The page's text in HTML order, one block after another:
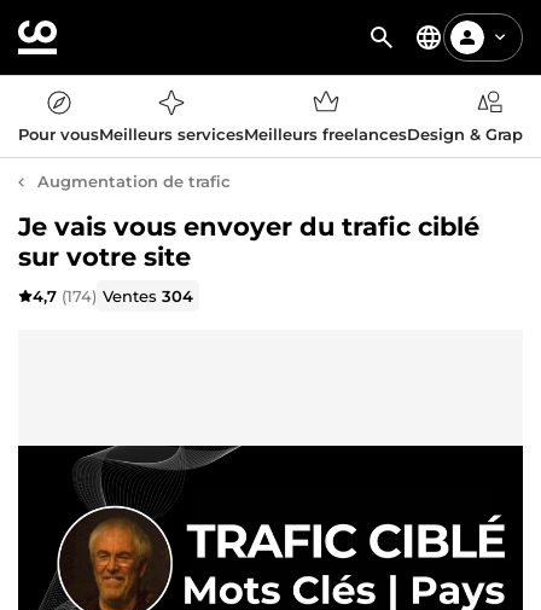
Pour vousMeilleurs servicesMeilleurs freelancesDesign &
Augmentation de trafic
Je vais vous envoyer du trafic ciblé
sur votre site
4,7 (174) Ventes304